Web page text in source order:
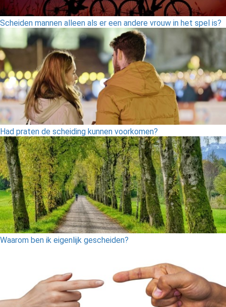
Scheiden mannen alleen als er een andere vrouw in het spel is?
Had praten de scheiding kunnen voorkomen?
Waarom ben ik eigenlijk gescheiden?